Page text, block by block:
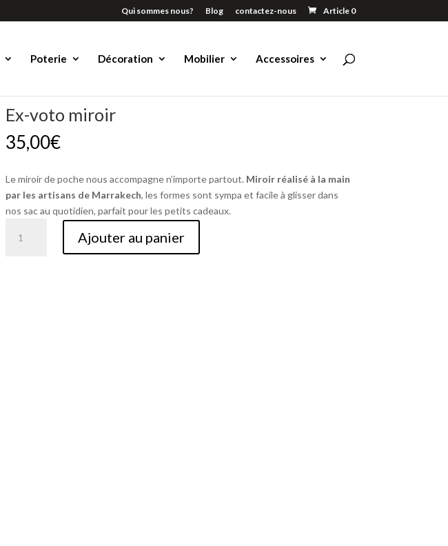
Qui sommes nous? Blog contactez-nous Article 0
Poterie Décoration Mobilier Accessoires
Ex-voto miroir
35,00€
Le miroir de poche nous accompagne n’importe partout. Miroir réalisé à la main
par les artisans de Marrakech, les formes sont sympa et facile à glisser dans
nos sac au quotidien, parfait pour les petits cadeaux.
Ajouter au panier